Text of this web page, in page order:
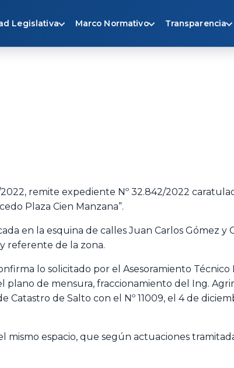
Legislativa Marco Normativo Transparencia
remite expediente Nº 32.842/2022
Plaza Cien Manzana”.
en la esquina de calles Juan Carlos Gómez y
referente de la zona.
lo solicitado por el Asesoramiento Técnico
plano de mensura, fraccionamiento del Ing.
de Salto con el Nº 11009, el 4 de
espacio, que según actuaciones